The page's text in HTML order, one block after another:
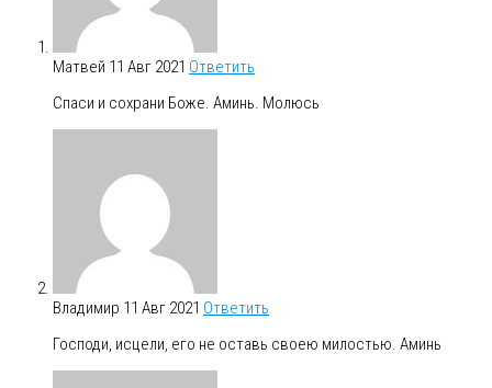
Матвей 11 Авг 2021 Ответить
Спаси и сохрани Боже. Аминь. Молюсь
Владимир 11 Авг 2021 Ответить
Господи, исцели, его не оставь своею милостью. Аминь